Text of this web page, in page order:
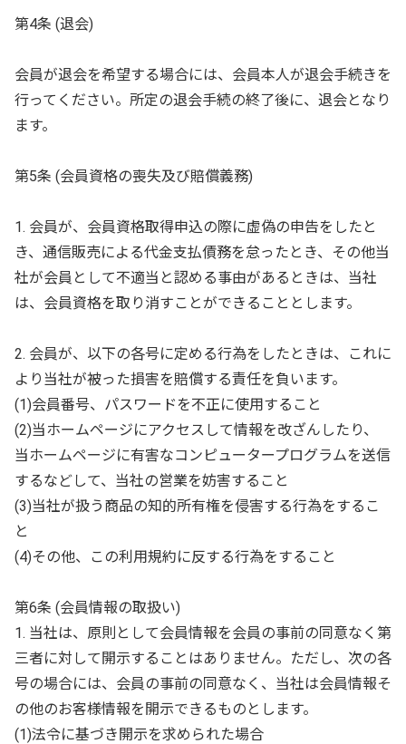
第4条 (退会)
会員が退会を希望する場合には、会員本人が退会手続きを
行ってください。所定の退会手続の終了後に、退会となり
ます。
第5条 (会員資格の喪失及び賠償義務)
1. 会員が、会員資格取得申込の際に虚偽の申告をしたと
き、通信販売による代金支払債務を怠ったとき、その他当
社が会員として不適当と認める事由があるときは、当社
は、会員資格を取り消すことができることとします。
2. 会員が、以下の各号に定める行為をしたときは、これに
より当社が被った損害を賠償する責任を負います。
(1)会員番号、パスワードを不正に使用すること
(2)当ホームページにアクセスして情報を改ざんしたり、
当ホームページに有害なコンピュータープログラムを送信
するなどして、当社の営業を妨害すること
(3)当社が扱う商品の知的所有権を侵害する行為をするこ
と
(4)その他、この利用規約に反する行為をすること
第6条 (会員情報の取扱い)
1. 当社は、原則として会員情報を会員の事前の同意なく第
三者に対して開示することはありません。ただし、次の各
号の場合には、会員の事前の同意なく、当社は会員情報そ
の他のお客様情報を開示できるものとします。
(1)法令に基づき開示を求められた場合